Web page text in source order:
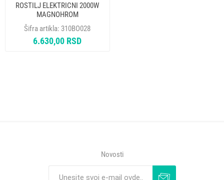
ROSTILJ ELEKTRICNI 2000W
MAGNOHROM
Šifra artikla: 310BO028
6.630,00 RSD
Novosti